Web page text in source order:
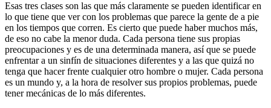
Esas tres clases son las que más claramente se pueden identificar en
lo que tiene que ver con los problemas que parece la gente de a pie
en los tiempos que corren. Es cierto que puede haber muchos más,
de eso no cabe la menor duda. Cada persona tiene sus propias
preocupaciones y es de una determinada manera, así que se puede
enfrentar a un sinfín de situaciones diferentes y a las que quizá no
tenga que hacer frente cualquier otro hombre o mujer. Cada persona
es un mundo y, a la hora de resolver sus propios problemas, puede
tener mecánicas de lo más diferentes.